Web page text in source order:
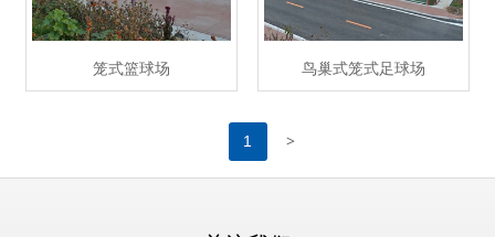
笼式篮球场 鸟巢式笼式足球场
1 >